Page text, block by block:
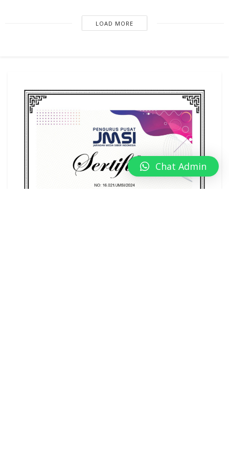
LOAD MORE
Chat Admin